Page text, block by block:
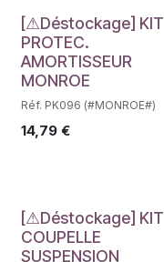
Déstockage
[⚠Déstockage] KIT
PROTEC.
AMORTISSEUR
MONROE
Réf. PK096 (#MONROE#)
14,79 €
Déstockage
[⚠Déstockage] KIT
COUPELLE
SUSPENSION